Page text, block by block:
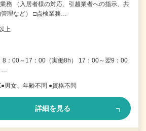
務 （入居者様の対応、引越業者への指示、共
理など） □点検業務…
上
8：00～17：00（実働8h） 17：00～翌9：00
男女、年齢不問 ●資格不問
詳細を見る